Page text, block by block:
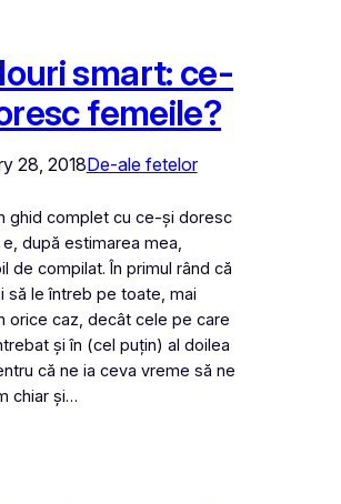
smart: ce-
femeile?
28, 2018De-ale fetelor
ghid complet cu ce-și doresc
după estimarea mea,
de compilat. În primul rând că
să le întreb pe toate, mai
orice caz, decât cele pe care
și în (cel puțin) al doilea
că ne ia ceva vreme să ne
chiar și…